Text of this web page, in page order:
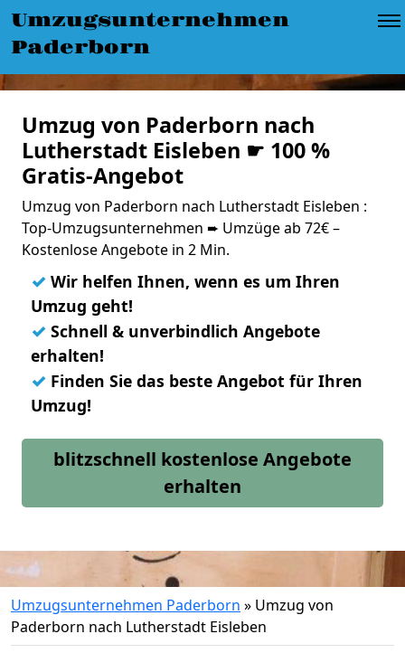
Umzugsunternehmen
Paderborn
Umzug von Paderborn nach
Lutherstadt Eisleben ☛ 100 %
Gratis-Angebot
Umzug von Paderborn nach Lutherstadt Eisleben :
Top-Umzugsunternehmen ➨ Umzüge ab 72€ –
Kostenlose Angebote in 2 Min.
✓ Wir helfen Ihnen, wenn es um Ihren
Umzug geht!
✓ Schnell & unverbindlich Angebote
erhalten!
✓ Finden Sie das beste Angebot für Ihren
Umzug!
blitzschnell kostenlose Angebote
erhalten
Umzugsunternehmen Paderborn » Umzug von
Paderborn nach Lutherstadt Eisleben